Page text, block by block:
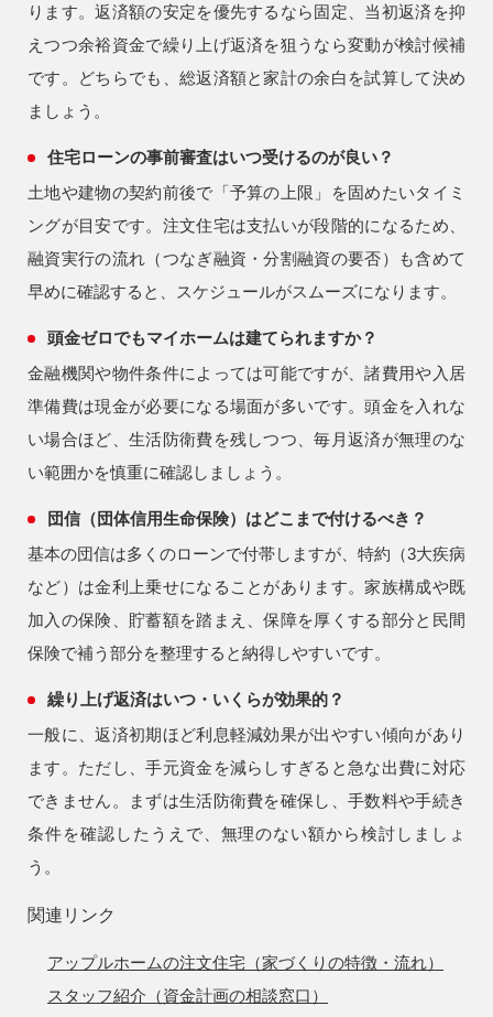
ります。返済額の安定を優先するなら固定、当初返済を抑
えつつ余裕資金で繰り上げ返済を狙うなら変動が検討候補
です。どちらでも、総返済額と家計の余白を試算して決め
ましょう。
住宅ローンの事前審査はいつ受けるのが良い？
土地や建物の契約前後で「予算の上限」を固めたいタイミ
ングが目安です。注文住宅は支払いが段階的になるため、
融資実行の流れ（つなぎ融資・分割融資の要否）も含めて
早めに確認すると、スケジュールがスムーズになります。
頭金ゼロでもマイホームは建てられますか？
金融機関や物件条件によっては可能ですが、諸費用や入居
準備費は現金が必要になる場面が多いです。頭金を入れな
い場合ほど、生活防衛費を残しつつ、毎月返済が無理のな
い範囲かを慎重に確認しましょう。
団信（団体信用生命保険）はどこまで付けるべき？
基本の団信は多くのローンで付帯しますが、特約（3大疾病
など）は金利上乗せになることがあります。家族構成や既
加入の保険、貯蓄額を踏まえ、保障を厚くする部分と民間
保険で補う部分を整理すると納得しやすいです。
繰り上げ返済はいつ・いくらが効果的？
一般に、返済初期ほど利息軽減効果が出やすい傾向があり
ます。ただし、手元資金を減らしすぎると急な出費に対応
できません。まずは生活防衛費を確保し、手数料や手続き
条件を確認したうえで、無理のない額から検討しましょ
う。
関連リンク
アップルホームの注文住宅（家づくりの特徴・流れ）
スタッフ紹介（資金計画の相談窓口）